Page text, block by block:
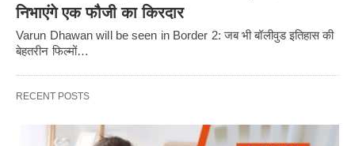
निभाएंगे एक फौजी का किरदार
Varun Dhawan will be seen in Border 2: जब भी बॉलीवुड इतिहास की
बेहतरीन फिल्मों…
RECENT POSTS